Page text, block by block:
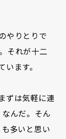
やりとりで
それが十二
ます。
ずは気軽に連
んだ。そん
多いと思い